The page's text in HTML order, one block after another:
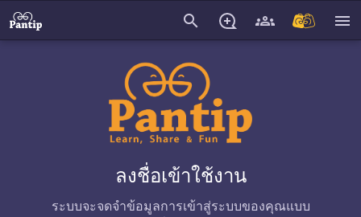
search menu
ลงชื่อเข้าใช้งาน
ระบบจะจดจำข้อมูลการเข้าสู่ระบบของคุณแบบ